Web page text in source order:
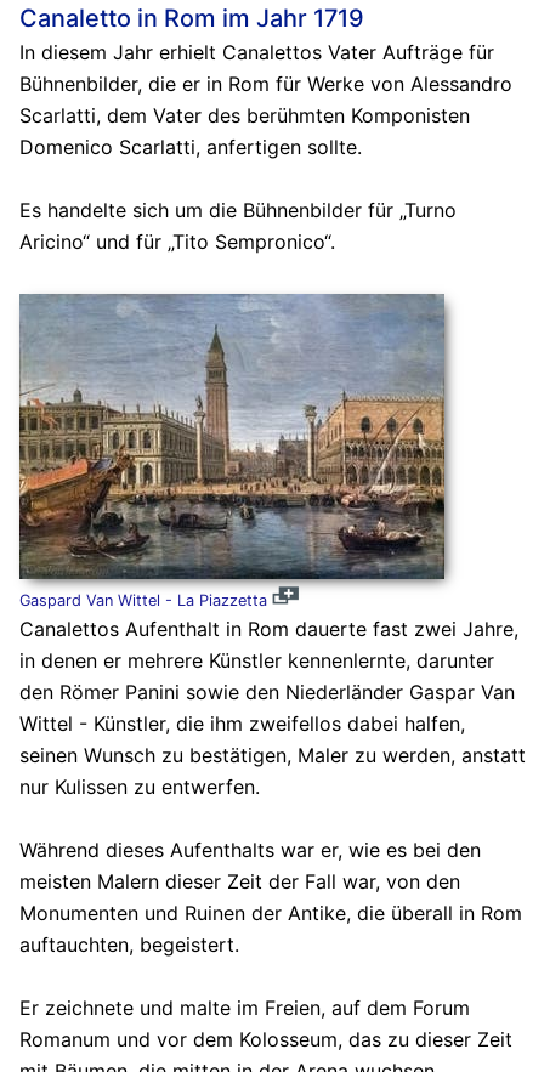
Canaletto in Rom im Jahr 1719
In diesem Jahr erhielt Canalettos Vater Aufträge für
Bühnenbilder, die er in Rom für Werke von Alessandro
Scarlatti, dem Vater des berühmten Komponisten
Domenico Scarlatti, anfertigen sollte.
Es handelte sich um die Bühnenbilder für „Turno
Aricino“ und für „Tito Sempronico“.
Gaspard Van Wittel - La Piazzetta
Canalettos Aufenthalt in Rom dauerte fast zwei Jahre,
in denen er mehrere Künstler kennenlernte, darunter
den Römer Panini sowie den Niederländer Gaspar Van
Wittel - Künstler, die ihm zweifellos dabei halfen,
seinen Wunsch zu bestätigen, Maler zu werden, anstatt
nur Kulissen zu entwerfen.
Während dieses Aufenthalts war er, wie es bei den
meisten Malern dieser Zeit der Fall war, von den
Monumenten und Ruinen der Antike, die überall in Rom
auftauchten, begeistert.
Er zeichnete und malte im Freien, auf dem Forum
Romanum und vor dem Kolosseum, das zu dieser Zeit